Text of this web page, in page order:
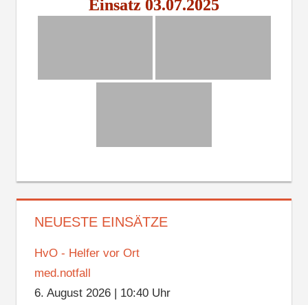
Einsatz 03.07.2025
NEUESTE EINSÄTZE
HvO - Helfer vor Ort
med.notfall
6. August 2026| 10:40 Uhr